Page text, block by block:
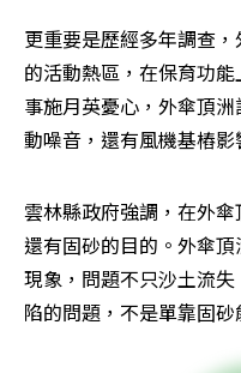
更重要是歷經多年調查
的活動熱區，在保育功
事施月英憂心，外傘頂
動噪音，還有風機基樁
雲林縣政府強調，在外
還有固砂的目的。外傘
現象，問題不只沙土流
陷的問題，不是單靠固砂